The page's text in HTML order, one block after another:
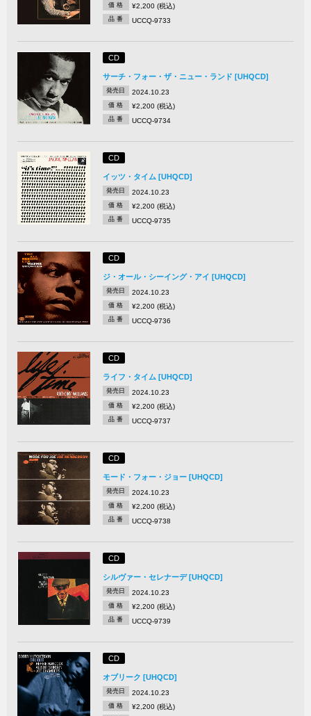
価 格 ¥2,200 (税込)
品 番 UCCQ-9733
CD
サーチ・フォー・ザ・ニュー・ランド [UHQCD]
発売日 2024.10.23
価 格 ¥2,200 (税込)
品 番 UCCQ-9734
CD
イッツ・タイム [UHQCD]
発売日 2024.10.23
価 格 ¥2,200 (税込)
品 番 UCCQ-9735
CD
ジ・オール・シーイング・アイ [UHQCD]
発売日 2024.10.23
価 格 ¥2,200 (税込)
品 番 UCCQ-9736
CD
ライフ・タイム [UHQCD]
発売日 2024.10.23
価 格 ¥2,200 (税込)
品 番 UCCQ-9737
CD
モード・フォー・ジョー [UHQCD]
発売日 2024.10.23
価 格 ¥2,200 (税込)
品 番 UCCQ-9738
CD
シルヴァー・セレナーデ [UHQCD]
発売日 2024.10.23
価 格 ¥2,200 (税込)
品 番 UCCQ-9739
CD
オブリーク [UHQCD]
発売日 2024.10.23
価 格 ¥2,200 (税込)